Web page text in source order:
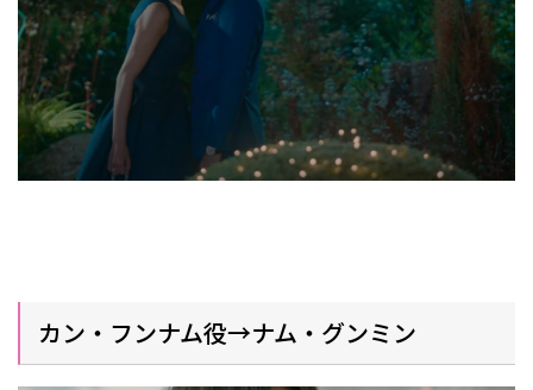
カン・フンナム役→ナム・グンミン